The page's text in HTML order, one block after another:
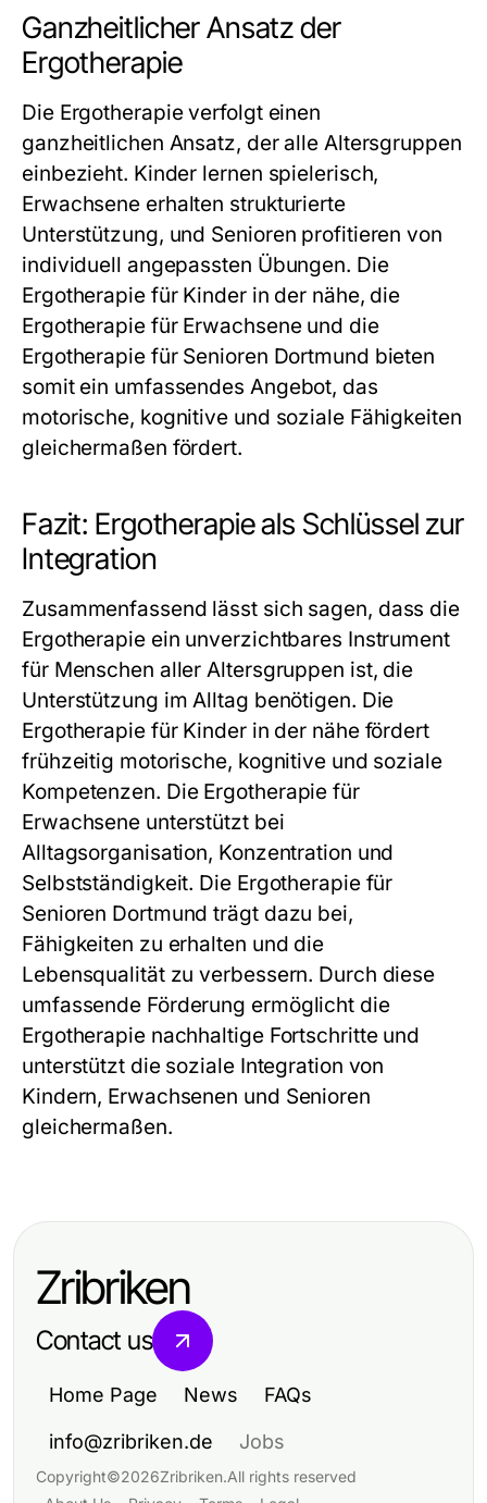
Ganzheitlicher Ansatz der
Ergotherapie
Die Ergotherapieverfolgt einen
ganzheitlichen Ansatz, der alle Altersgruppen
einbezieht. Kinder lernen spielerisch,
Erwachsene erhalten strukturierte
Unterstützung, und Senioren profitieren von
individuell angepassten Übungen. Die
Ergotherapie für Kinder in der nähe, die
Ergotherapie für Erwachseneund die
Ergotherapie für Senioren Dortmund bieten
somit ein umfassendes Angebot, das
motorische, kognitive und soziale Fähigkeiten
gleichermaßen fördert.
Fazit: Ergotherapie als Schlüssel zur
Integration
Zusammenfassend lässt sich sagen, dass die
Ergotherapieein unverzichtbares Instrument
für Menschen aller Altersgruppen ist, die
Unterstützung im Alltag benötigen. Die
Ergotherapie für Kinder in der nähefördert
frühzeitig motorische, kognitive und soziale
Kompetenzen. Die Ergotherapie für
Erwachsene unterstützt bei
Alltagsorganisation, Konzentration und
Selbstständigkeit. Die Ergotherapie für
Senioren Dortmund trägt dazu bei,
Fähigkeiten zu erhalten und die
Lebensqualität zu verbessern. Durch diese
umfassende Förderung ermöglicht die
Ergotherapie nachhaltige Fortschritte und
unterstützt die soziale Integration von
Kindern, Erwachsenen und Senioren
gleichermaßen.
Zribriken
Contact us
Home Page News FAQs
info@zribriken.de Jobs
Copyright©2026Zribriken.All rights reserved